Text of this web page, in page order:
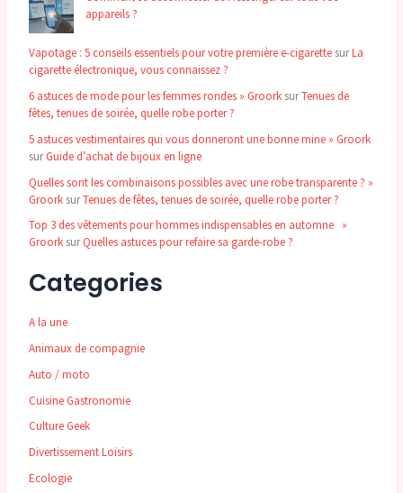
appareils ?
Vapotage : 5 conseils essentiels pour votre première e-cigarette surLa
cigarette électronique, vous connaissez ?
6 astuces de mode pour les femmes rondes » Groork surTenues de
fêtes, tenues de soirée, quelle robe porter ?
5 astuces vestimentaires qui vous donneront une bonne mine » Groork
surGuide d’achat de bijoux en ligne
Quelles sont les combinaisons possibles avec une robe transparente ? »
Groork surTenues de fêtes, tenues de soirée, quelle robe porter ?
Top 3 des vêtements pour hommes indispensables en automne »
Groork surQuelles astuces pour refaire sa garde-robe ?
Categories
A la une
Animaux de compagnie
Auto / moto
Cuisine Gastronomie
Culture Geek
Divertissement Loisirs
Ecologie